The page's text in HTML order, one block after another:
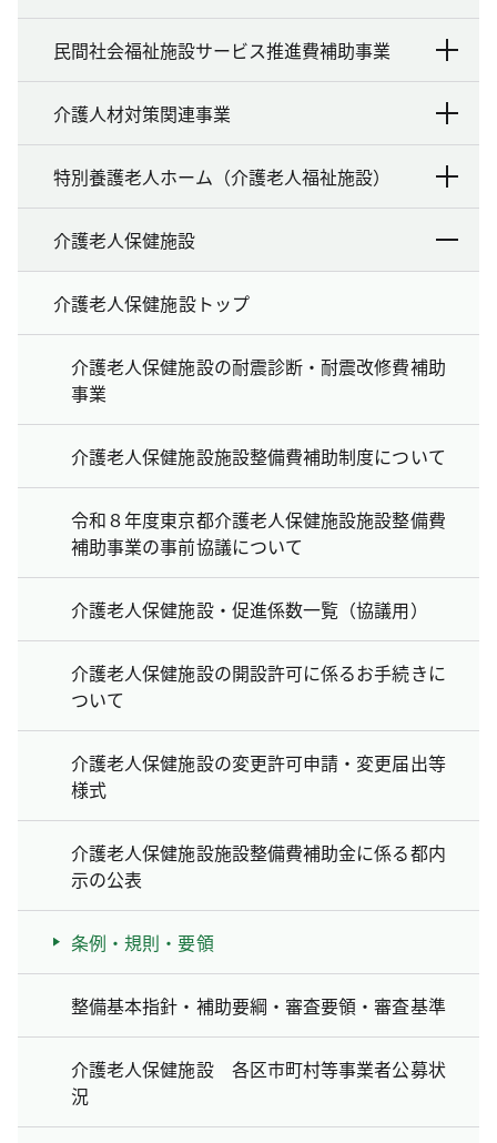
民間社会福祉施設サービス推進費補助事業
介護人材対策関連事業
特別養護老人ホーム（介護老人福祉施設）
介護老人保健施設
介護老人保健施設トップ
介護老人保健施設の耐震診断・耐震改修費補助
事業
介護老人保健施設施設整備費補助制度について
令和８年度東京都介護老人保健施設施設整備費
補助事業の事前協議について
介護老人保健施設・促進係数一覧（協議用）
介護老人保健施設の開設許可に係るお手続きに
ついて
介護老人保健施設の変更許可申請・変更届出等
様式
介護老人保健施設施設整備費補助金に係る都内
示の公表
条例・規則・要領
整備基本指針・補助要綱・審査要領・審査基準
介護老人保健施設 各区市町村等事業者公募状
況